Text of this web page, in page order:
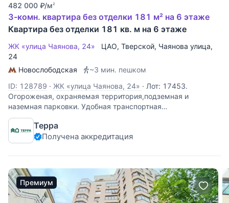
482 000 ₽/м2
3-комн. квартира без отделки 181 м² на 6 этаже
Квартира без отделки 181 кв. м на 6 этаже
ЖК «улица Чаянова, 24» ЦАО, Тверской, Чаянова улица,
24
Новослободская
~3 мин. пешком
ID: 128789 · ЖК «улица Чаянова, 24» · Лот: 17453.
Огороженая, охраняемая территория,подземная и
наземная парковки. Удобная транспортная
доступность,насыщеная инфраструктура. Рядом Миусский
парк. Идеальное расположение в престижной части
Москвы
Терра
Получена аккредитация
Премиум